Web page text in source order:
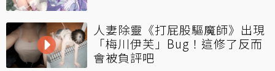
人妻除靈《打屁股驅魔師》出現
「梅川伊芙」Bug！這修了反而
會被負評吧